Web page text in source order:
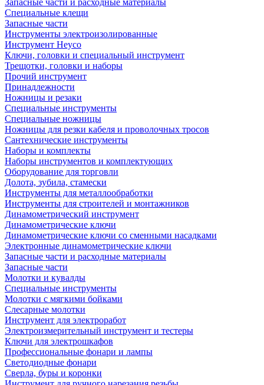
Запасные части и расходные материалы
Специальные клещи
Запасные части
Инструменты электроизолированные
Инструмент Heyco
Ключи, головки и специальный инструмент
Трещотки, головки и наборы
Прочий инструмент
Принадлежности
Ножницы и резаки
Специальные инструменты
Специальные ножницы
Ножницы для резки кабеля и проволочных тросов
Сантехнические инструменты
Наборы и комплекты
Наборы инструментов и комплектующих
Оборудование для торговли
Долота, зубила, стамески
Инструменты для металлообработки
Инструменты для строителей и монтажников
Динамометрический инструмент
Динамометрические ключи
Динамометрические ключи со сменными насадками
Электронные динамометрические ключи
Запасные части и расходные материалы
Запасные части
Молотки и кувалды
Специальные инструменты
Молотки с мягкими бойками
Слесарные молотки
Инструмент для электроработ
Электроизмерительный инструмент и тестеры
Ключи для электрошкафов
Профессиональные фонари и лампы
Светодиодные фонари
Сверла, буры и коронки